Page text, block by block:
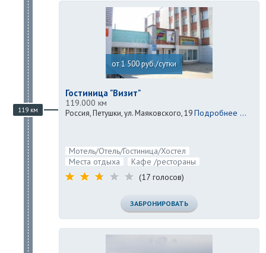
119 км
от 1 500 руб./сутки
Гостиница "Визит"
119.000 км
Россия, Петушки, ул. Маяковского, 19Подробнее ...
Мотель/Отель/Гостиница/Хостел
Места отдыха
Кафе /рестораны
(17 голосов)
ЗАБРОНИРОВАТЬ